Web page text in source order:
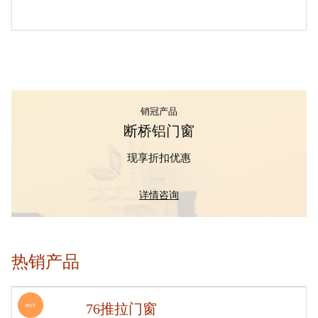
销冠产品
断桥铝门窗
现享折扣优惠
详情咨询
热销产品
HOT 76推拉门窗